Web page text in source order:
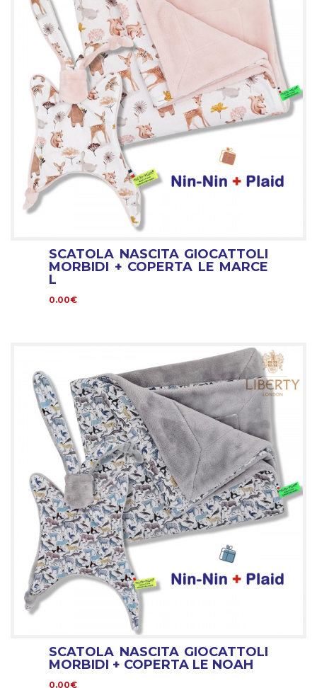
SCATOLA NASCITA GIOCATTOLI
MORBIDI + COPERTA LE MARCE
L
0.00€
SCATOLA NASCITA GIOCATTOLI
MORBIDI + COPERTA LE NOAH
0.00€